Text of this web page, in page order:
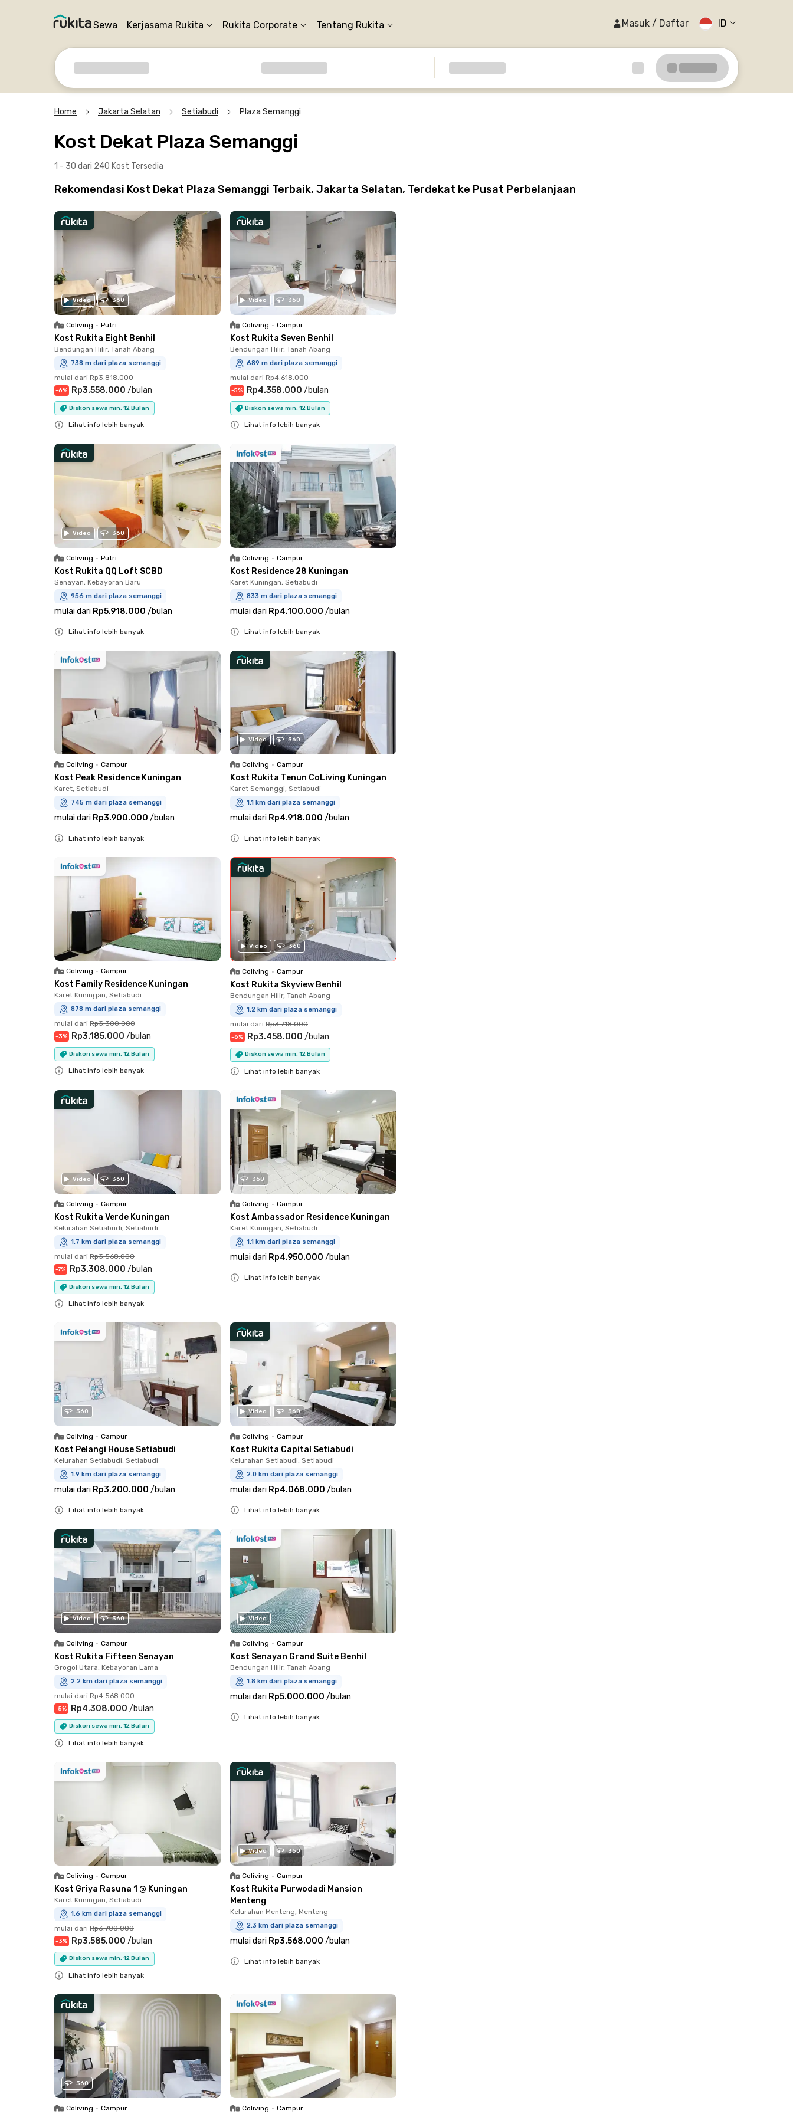
Sewa Kerjasama Rukita Rukita Corporate Tentang Rukita Masuk / Daftar ID
Home Jakarta Selatan Setiabudi Plaza Semanggi
Kost Dekat Plaza Semanggi
1 - 30 dari 240 Kost Tersedia
Rekomendasi Kost Dekat Plaza Semanggi Terbaik, Jakarta Selatan, Terdekat ke Pusat Perbelanjaan
Video 360
Coliving • Putri
Kost Rukita Eight Benhil
Bendungan Hilir, Tanah Abang
738 m dari plaza semanggi
mulai dari Rp3.818.000
-6% Rp3.558.000 /bulan
Diskon sewa min. 12 Bulan
Lihat info lebih banyak
Video 360
Coliving • Campur
Kost Rukita Seven Benhil
Bendungan Hilir, Tanah Abang
689 m dari plaza semanggi
mulai dari Rp4.618.000
-5% Rp4.358.000 /bulan
Diskon sewa min. 12 Bulan
Lihat info lebih banyak
Video 360
Coliving • Putri
Kost Rukita QQ Loft SCBD
Senayan, Kebayoran Baru
956 m dari plaza semanggi
mulai dari Rp5.918.000 /bulan
Lihat info lebih banyak
Coliving • Campur
Kost Residence 28 Kuningan
Karet Kuningan, Setiabudi
833 m dari plaza semanggi
mulai dari Rp4.100.000 /bulan
Lihat info lebih banyak
Coliving • Campur
Kost Peak Residence Kuningan
Karet, Setiabudi
745 m dari plaza semanggi
mulai dari Rp3.900.000 /bulan
Lihat info lebih banyak
Video 360
Coliving • Campur
Kost Rukita Tenun CoLiving Kuningan
Karet Semanggi, Setiabudi
1.1 km dari plaza semanggi
mulai dari Rp4.918.000 /bulan
Lihat info lebih banyak
Coliving • Campur
Kost Family Residence Kuningan
Karet Kuningan, Setiabudi
878 m dari plaza semanggi
mulai dari Rp3.300.000
-3% Rp3.185.000 /bulan
Diskon sewa min. 12 Bulan
Lihat info lebih banyak
Video 360
Coliving • Campur
Kost Rukita Skyview Benhil
Bendungan Hilir, Tanah Abang
1.2 km dari plaza semanggi
mulai dari Rp3.718.000
-6% Rp3.458.000 /bulan
Diskon sewa min. 12 Bulan
Lihat info lebih banyak
Video 360
Coliving • Campur
Kost Rukita Verde Kuningan
Kelurahan Setiabudi, Setiabudi
1.7 km dari plaza semanggi
mulai dari Rp3.568.000
-7% Rp3.308.000 /bulan
Diskon sewa min. 12 Bulan
Lihat info lebih banyak
360
Coliving • Campur
Kost Ambassador Residence Kuningan
Karet Kuningan, Setiabudi
1.1 km dari plaza semanggi
mulai dari Rp4.950.000 /bulan
Lihat info lebih banyak
360
Coliving • Campur
Kost Pelangi House Setiabudi
Kelurahan Setiabudi, Setiabudi
1.9 km dari plaza semanggi
mulai dari Rp3.200.000 /bulan
Lihat info lebih banyak
Video 360
Coliving • Campur
Kost Rukita Capital Setiabudi
Kelurahan Setiabudi, Setiabudi
2.0 km dari plaza semanggi
mulai dari Rp4.068.000 /bulan
Lihat info lebih banyak
Video 360
Coliving • Campur
Kost Rukita Fifteen Senayan
Grogol Utara, Kebayoran Lama
2.2 km dari plaza semanggi
mulai dari Rp4.568.000
-5% Rp4.308.000 /bulan
Diskon sewa min. 12 Bulan
Lihat info lebih banyak
Video
Coliving • Campur
Kost Senayan Grand Suite Benhil
Bendungan Hilir, Tanah Abang
1.8 km dari plaza semanggi
mulai dari Rp5.000.000 /bulan
Lihat info lebih banyak
Coliving • Campur
Kost Griya Rasuna 1 @ Kuningan
Karet Kuningan, Setiabudi
1.6 km dari plaza semanggi
mulai dari Rp3.700.000
-3% Rp3.585.000 /bulan
Diskon sewa min. 12 Bulan
Lihat info lebih banyak
Video 360
Coliving • Campur
Kost Rukita Purwodadi Mansion
Menteng
Kelurahan Menteng, Menteng
2.3 km dari plaza semanggi
mulai dari Rp3.568.000 /bulan
Lihat info lebih banyak
360
Coliving • Campur Coliving • Campur